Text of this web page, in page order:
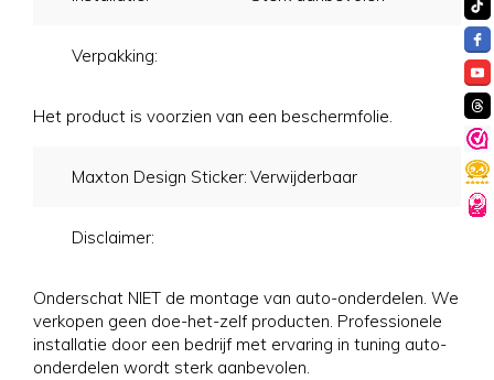
Verpakking:
Het product is voorzien van een beschermfolie.
Maxton Design Sticker: Verwijderbaar
Disclaimer:
Onderschat NIET de montage van auto-onderdelen. We
verkopen geen doe-het-zelf producten. Professionele
installatie door een bedrijf met ervaring in tuning auto-
onderdelen wordt sterk aanbevolen.